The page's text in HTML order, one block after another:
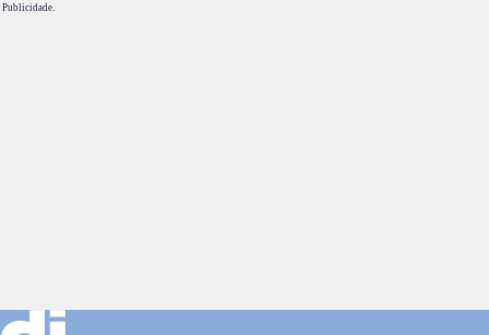
Publicidade.